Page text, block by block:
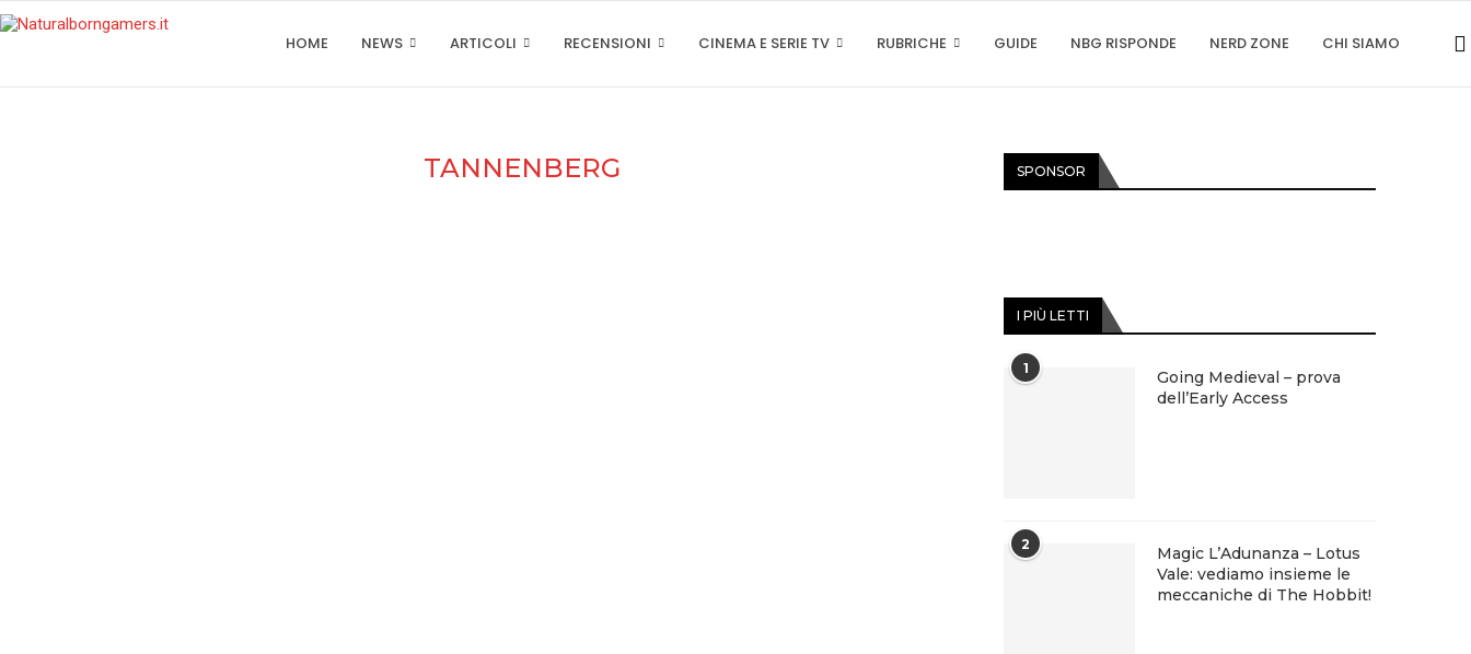
HOME NEWS ARTICOLI RECENSIONI CINEMA E SERIE TV RUBRICHE GUIDE NBG RISPONDE NERD ZONE CHI SIAMO
TANNENBERG SPONSOR
I PIÙ LETTI
1
Going Medieval – prova
dell’Early Access
2
Magic L’Adunanza – Lotus
Vale: vediamo insieme le
meccaniche di The Hobbit!